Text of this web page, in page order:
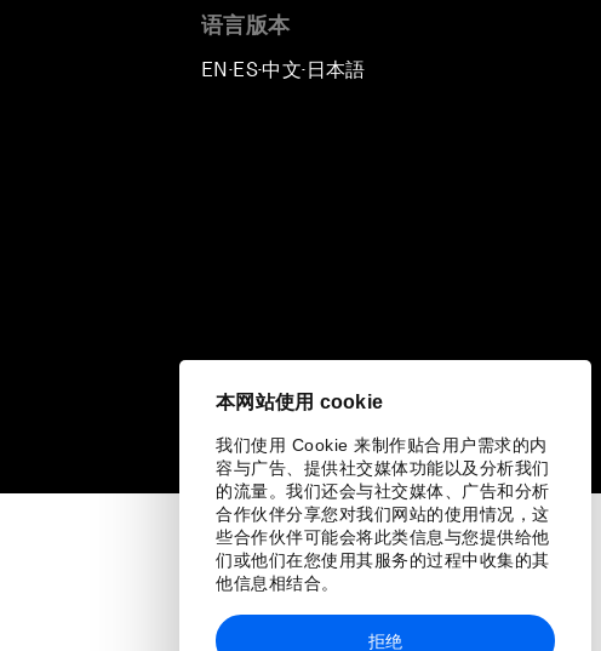
本网站使用 cookie
我们使用 Cookie 来制作贴合用户需求的内
容与广告、提供社交媒体功能以及分析我们
的流量。我们还会与社交媒体、广告和分析
合作伙伴分享您对我们网站的使用情况，这
些合作伙伴可能会将此类信息与您提供给他
们或他们在您使用其服务的过程中收集的其
他信息相结合。
拒绝
语言版本
EN ▪ES▪中文▪ 日本語